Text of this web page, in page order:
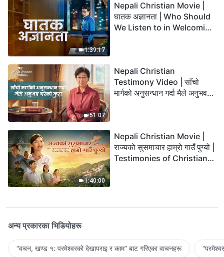
1:39:17
Nepali Christian Movie |
घातक अज्ञानता | Who Should
We Listen to in Welcoming
51:07
Nepali Christian
Testimony Video | साँचो
मार्गको अनुसन्धान गर्दा मैले अनुभव
1:40:00
Nepali Christian Movie |
राज्यको सुसमाचार हाम्रो गाउँ पुग्यो |
Testimonies of Christians
अन्य प्रकारका भिडियोहरू
“वचन, खण्ड १: परमेश्‍वरको देखापराइ र काम” बाट गरिएका वाचनहरू